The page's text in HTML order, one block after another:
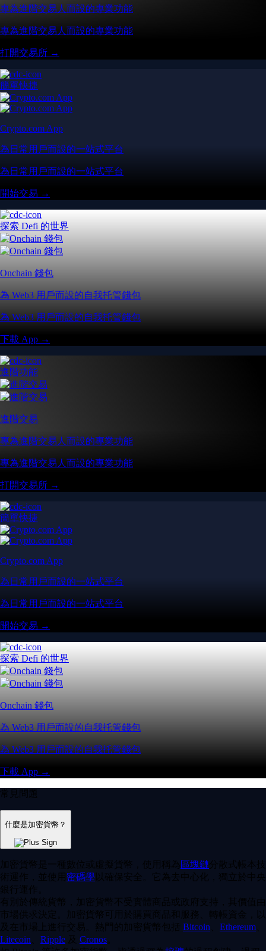
專為進階交易人而設的專業功能
專為進階交易人而設的專業功能
打開交易所 →
簡單快捷
Crypto.com App
為日常用戶而設的一站式平台
為日常用戶而設的一站式平台
開始交易 →
探索 Defi 的世界
Onchain 錢包
為 Web3 用戶而設的自我托管錢包
為 Web3 用戶而設的自我托管錢包
下載 App →
進階功能
進階交易
專為進階交易人而設的專業功能
專為進階交易人而設的專業功能
打開交易所 →
簡單快捷
Crypto.com App
為日常用戶而設的一站式平台
為日常用戶而設的一站式平台
開始交易 →
探索 Defi 的世界
Onchain 錢包
為 Web3 用戶而設的自我托管錢包
為 Web3 用戶而設的自我托管錢包
下載 App →
常見問題
什麼是加密貨幣？
加密貨幣是一種數位或虛擬貨幣，使用稱為 區塊鏈分散式帳本技
術運作，並使用 密碼學 以確保安全。它為去中心化，獨立於中央
銀行運作。
有別於傳統貨幣，加密貨幣不受實體商品或政府支持，其價值由
市場供求決定。加密貨幣可用於購買商品和服務、轉帳資金，以
及在市場上進行交易。熱門的加密貨幣包括 Bitcoin Ethereum
Litecoin
Ripple 及 Cronos